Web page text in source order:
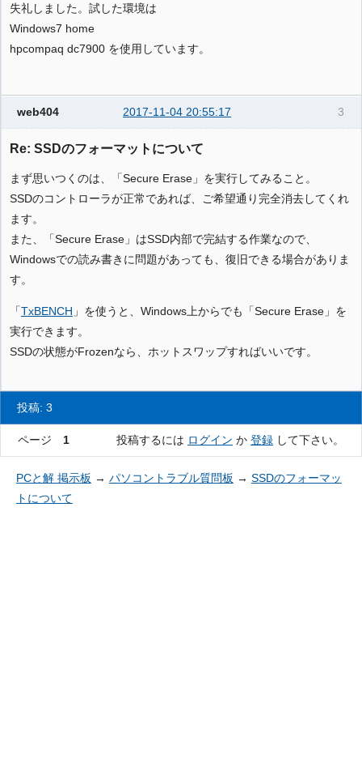
失礼しました。試した環境は
Windows7 home
hpcompaq dc7900 を使用しています。
3
web404 2017-11-04 20:55:17
Re: SSDのフォーマットについて
まず思いつくのは、「Secure Erase」を実行してみること。
SSDのコントローラが正常であれば、ご希望通り完全消去してくれ
ます。
また、「Secure Erase」はSSD内部で完結する作業なので、
Windowsでの読み書きに問題があっても、復旧できる場合がありま
す。
「TxBENCH 」を使うと、Windows上からでも「Secure Erase」を
実行できます。
SSDの状態がFrozenなら、ホットスワップすればいいです。
投稿: 3
ページ 1 投稿するには ログイン か 登録 して下さい。
PCと解 掲示板 → パソコントラブル質問板 → SSDのフォーマッ
トについて